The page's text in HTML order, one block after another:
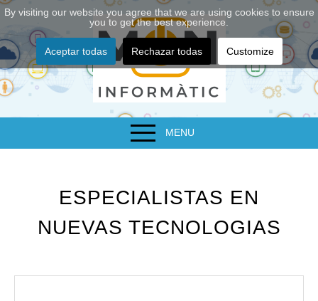
MENU
ESPECIALISTAS EN
NUEVAS TECNOLOGIAS
By visiting our website you agree that we are using cookies to ensure
you to get the best experience.
Aceptar todas Rechazar todas Customize